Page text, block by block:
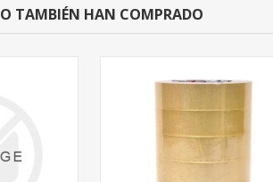
TAMBIÉN HAN COMPRADO